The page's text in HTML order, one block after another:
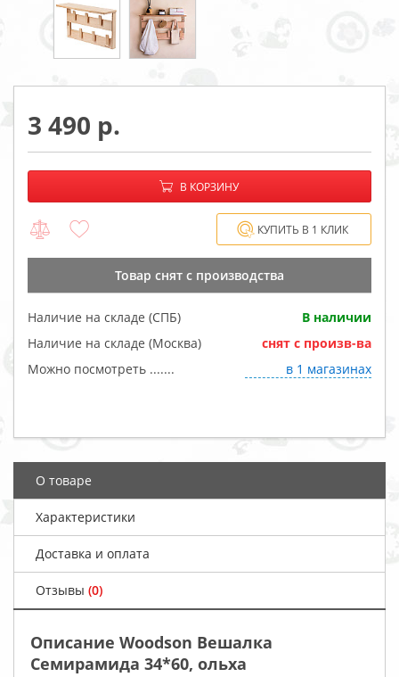
3 490
−
В КОРЗИНУ
КУПИТЬ В 1 КЛИК
Товар cнят с производства
Наличие на складе (СПБ)
В наличии
Наличие на складе (Москва)
cнят с произв-ва
Можно посмотреть .......
в 1 магазинах
О товаре
Характеристики
Доставка и оплата
Отзывы (0)
Описание Woodson Вешалка
Семирамида 34*60, ольха